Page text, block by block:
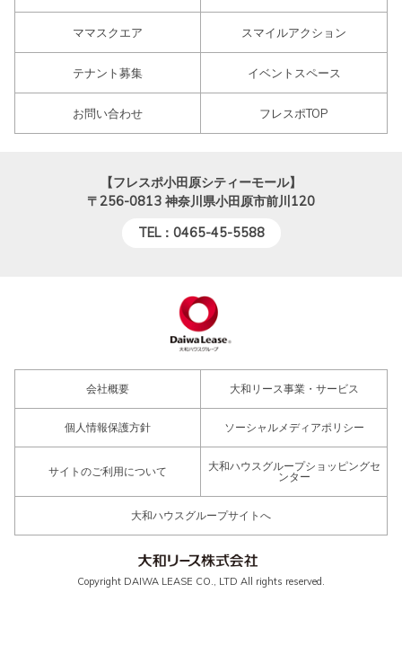
ママスクエア スマイルアクション
テナント募集 イベントスペース
お問い合わせ フレスポTOP
【フレスポ小田原シティーモール】
〒256-0813 神奈川県小田原市前川120
TEL：0465-45-5588
会社概要 大和リース事業・サービス
個人情報保護方針 ソーシャルメディアポリシー
サイトのご利用について
大和ハウスグループショッピングセ
ンター
大和ハウスグループサイトへ
Copyright DAIWA LEASE CO., LTD All rights reserved.